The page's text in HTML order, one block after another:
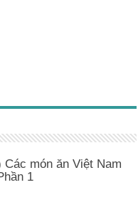
món ăn Việt Nam
1